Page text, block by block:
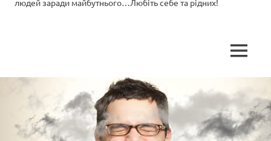
людей заради майбутнього…Любіть себе та рідних!
МЕНЮ